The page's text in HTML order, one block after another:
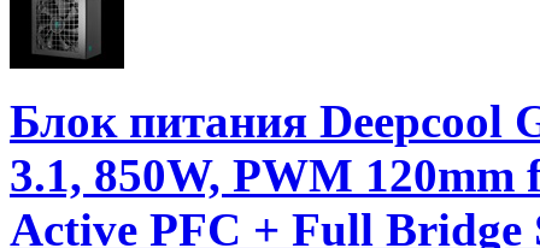
Блок питания Deepcool
3.1, 850W, PWM
Active PFC + Full Bridge